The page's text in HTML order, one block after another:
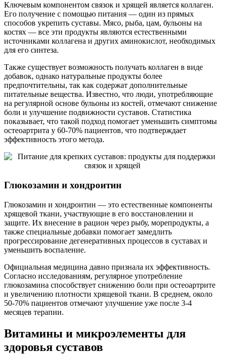
Ключевым компонентом связок и хрящей является коллаген.
Его получение с помощью питания — один из прямых
способов укрепить суставы. Мясо, рыба, цам, бульоны на
костях — все эти продукты являются естественными
источниками коллагена и других аминокислот, необходимых
для его синтеза.
Также существует возможность получать коллаген в виде
добавок, однако натуральные продукты более
предпочтительны, так как содержат дополнительные
питательные вещества. Известно, что люди, употребляющие
на регулярной основе бульоны из костей, отмечают снижение
боли и улучшение подвижности суставов. Статистика
показывает, что такой подход помогает уменьшить симптомы
остеоартрита у 60-70% пациентов, что подтверждает
эффективность этого метода.
Глюкозамин и хондроитин
Глюкозамин и хондроитин — это естественные компоненты
хрящевой ткани, участвующие в его восстановлении и
защите. Их внесение в рацион через рыбу, морепродукты, а
также специальные добавки помогает замедлить
прогрессирование дегенеративных процессов в суставах и
уменьшить воспаление.
Официальная медицина давно признала их эффективность.
Согласно исследованиям, регулярное употребление
глюкозамина способствует снижению боли при остеоартрите
и увеличению плотности хрящевой ткани. В среднем, около
50-70% пациентов отмечают улучшение уже после 3-4
месяцев терапии.
Витамины и микроэлементы для
здоровья суставов